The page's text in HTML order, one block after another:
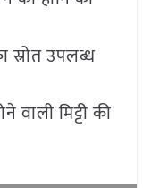
उपलब्ध
वाली मिट्टी की